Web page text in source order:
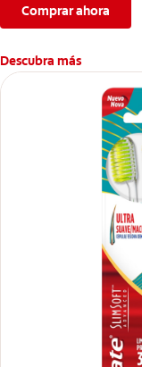
Comprar ahora
Descubra más